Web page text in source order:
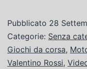
Pubblicato 28
Categorie: Senza
Giochi da corsa,
Valentino Rossi,